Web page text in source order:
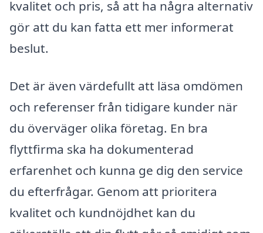
kvalitet och pris, så att ha några alternativ
gör att du kan fatta ett mer informerat
beslut.
Det är även värdefullt att läsa omdömen
och referenser från tidigare kunder när
du överväger olika företag. En bra
flyttfirma ska ha dokumenterad
erfarenhet och kunna ge dig den service
du efterfrågar. Genom att prioritera
kvalitet och kundnöjdhet kan du